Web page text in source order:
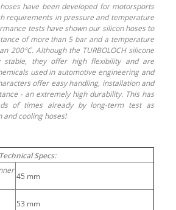
hoses have been developed for motorsports
requirements in pressure and temperature
tests have shown our silicon hoses to
of more than 5 bar and a temperature
200°C. Although the TURBOLOCH silicone
stable, they offer high flexibility and are
used in automotive engineering and
offer easy handling, installation and
- an extremely high durability. This has
of times already by long-term test as
cooling hoses!
Technical Specs:
45 mm
53 mm